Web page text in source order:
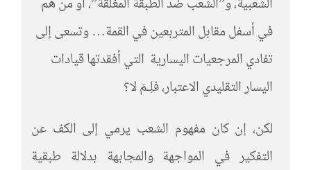
في أسفل مقابل المتربعين في القمة… وتسعى إلى
تفادي المرجعيات اليسارية التي أفقدتها قيادات
اليسار التقليدي الاعتبار، فلِـمَ لا؟
لكن، إن كان مفهوم الشعب يرمي إلى الكف عن
التفكير في المواجهة والمجابهة بدلالة طبقية